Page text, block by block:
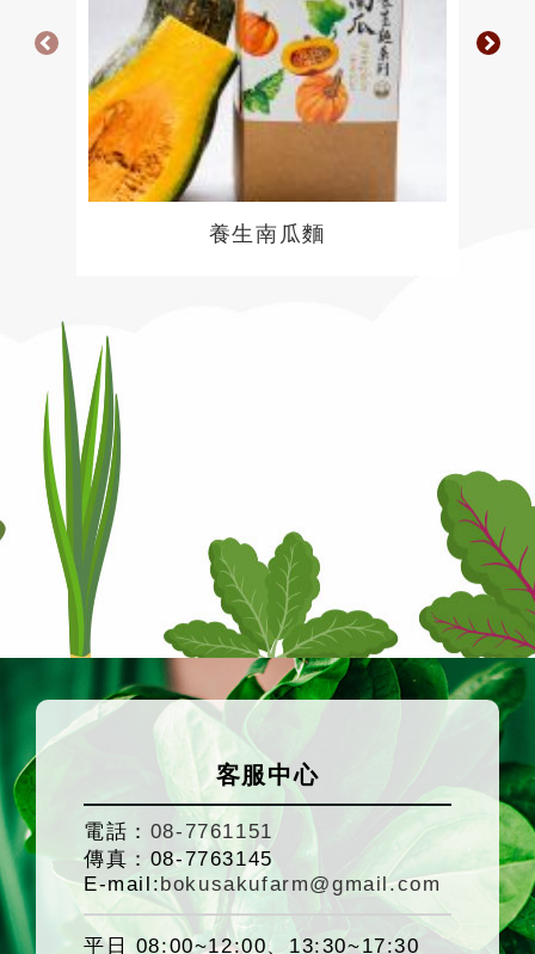
養生南瓜麵
客服中心
電話： 08-7761151
傳真： 08-7763145
E-mail:bokusakufarm@gmail.com
平日 08:00~12:00、13:30~17:30